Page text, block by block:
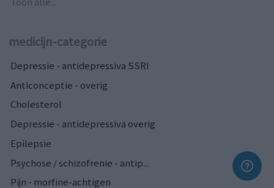
medicijn-categorie
Depressie - antidepressiva SSRI
Anticonceptie - overig
Cholesterol
Depressie - antidepressiva overig
Epilepsie
Psychose / schizofrenie - antip...
Pijn - morfine-achtigen